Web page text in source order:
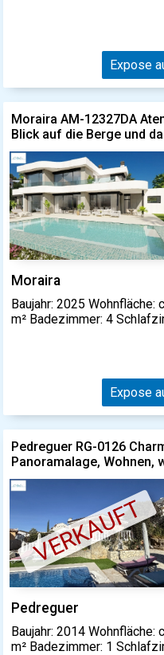
Expose
Moraira AM-12327DA
Blick auf die Berge und
Moraira
Baujahr: 2025 Wohnfläche:
m² Badezimmer: 4
Expose
Pedreguer RG-0126
Panoramalage, Wohnen,
VERKAUFT
Pedreguer
Baujahr: 2014 Wohnfläche:
m² Badezimmer: 1